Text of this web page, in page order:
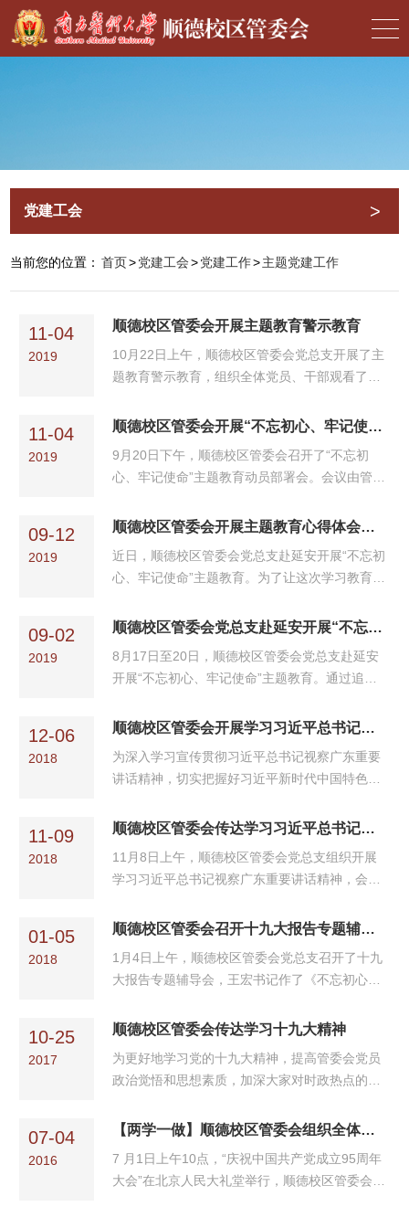
党建工会 >
当前您的位置： 首页>党建工会 >党建工作>主题党建工作
11-04
2019
顺德校区管委会开展主题教育警示教育
10月22日上午，顺德校区管委会党总支开展了主
题教育警示教育，组织全体党员、干部观看了省
11-04
2019
顺德校区管委会开展“不忘初心、牢记使命”主题教育动员部署会
9月20日下午，顺德校区管委会召开了“不忘初
心、牢记使命”主题教育动员部署会。会议由管委
09-12
2019
顺德校区管委会开展主题教育心得体会汇报评比活动
近日，顺德校区管委会党总支赴延安开展“不忘初
心、牢记使命”主题教育。为了让这次学习教育更
09-02
2019
顺德校区管委会党总支赴延安开展“不忘初心、牢记使命”主题教育
8月17日至20日，顺德校区管委会党总支赴延安
开展“不忘初心、牢记使命”主题教育。通过追寻
12-06
2018
顺德校区管委会开展学习习近平总书记视察广东重要讲话精神主题宣讲会
为深入学习宣传贯彻习近平总书记视察广东重要
讲话精神，切实把握好习近平新时代中国特色社
11-09
2018
顺德校区管委会传达学习习近平总书记视察广东重要讲话精神
11月8日上午，顺德校区管委会党总支组织开展
学习习近平总书记视察广东重要讲话精神，会议
01-05
2018
顺德校区管委会召开十九大报告专题辅导会
1月4日上午，顺德校区管委会党总支召开了十九
大报告专题辅导会，王宏书记作了《不忘初心、
10-25
2017
顺德校区管委会传达学习十九大精神
为更好地学习党的十九大精神，提高管委会党员
政治觉悟和思想素质，加深大家对时政热点的了
07-04
2016
【两学一做】顺德校区管委会组织全体党员观看中国共产党成立95周年大会
7 月1日上午10点，“庆祝中国共产党成立95周年
大会”在北京人民大礼堂举行，顺德校区管委会组